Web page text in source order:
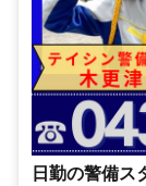
日勤の警備ス